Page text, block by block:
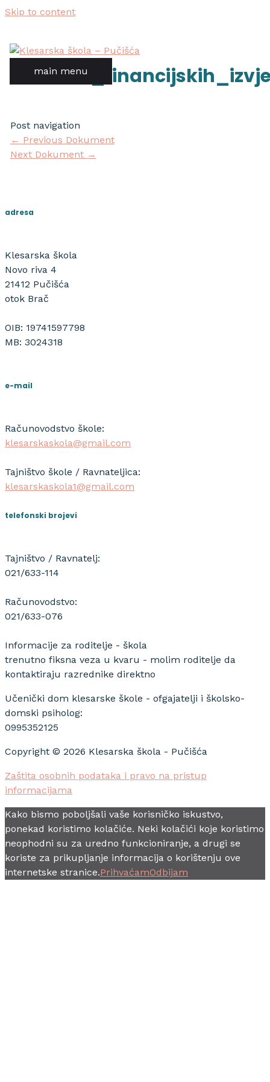
Skip to content
main menu
Post navigation
← Previous Dokument
Next Dokument →
adresa
Klesarska škola
Novo riva 4
21412 Pučišća
otok Brač
OIB: 19741597798
MB: 3024318
e-mail
Računovodstvo škole:
klesarskaskola@gmail.com
Tajništvo škole / Ravnateljica:
klesarskaskola1@gmail.com
telefonski brojevi
Tajništvo / Ravnatelj:
021/633-114
Računovodstvo:
021/633-076
Informacije za roditelje - škola
trenutno fiksna veza u kvaru - molim roditelje da
kontaktiraju razrednike direktno
Učenički dom klesarske škole - ofgajatelji i školsko-
domski psiholog:
0995352125
Copyright © 2026 Klesarska škola - Pučišća
Zaštita osobnih podataka i pravo na pristup
informacijama
Kako bismo poboljšali vaše korisničko iskustvo,
ponekad koristimo kolačiće. Neki kolačići koje koristimo
neophodni su za uredno funkcioniranje, a drugi se
koriste za prikupljanje informacija o korištenju ove
internetske stranice.PrihvaćamOdbijam